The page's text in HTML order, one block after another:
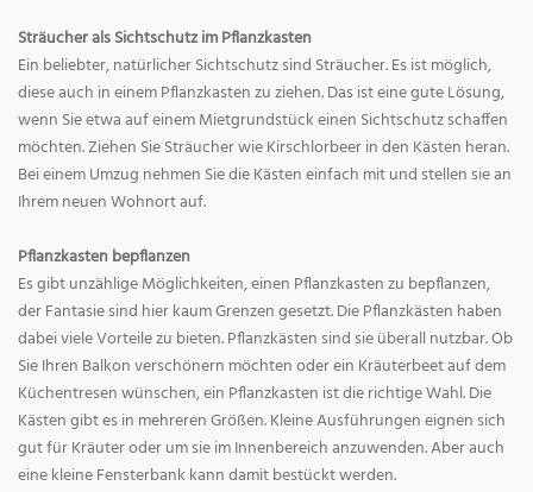
Sträucher als Sichtschutz im Pflanzkasten
Ein beliebter, natürlicher Sichtschutz sind Sträucher. Es ist möglich,
diese auch in einem Pflanzkasten zu ziehen. Das ist eine gute Lösung,
wenn Sie etwa auf einem Mietgrundstück einen Sichtschutz schaffen
möchten. Ziehen Sie Sträucher wie Kirschlorbeer in den Kästen heran.
Bei einem Umzug nehmen Sie die Kästen einfach mit und stellen sie an
Ihrem neuen Wohnort auf.
Pflanzkasten bepflanzen
Es gibt unzählige Möglichkeiten, einen Pflanzkasten zu bepflanzen,
der Fantasie sind hier kaum Grenzen gesetzt. Die Pflanzkästen haben
dabei viele Vorteile zu bieten. Pflanzkästen sind sie überall nutzbar. Ob
Sie Ihren Balkon verschönern möchten oder ein Kräuterbeet auf dem
Küchentresen wünschen, ein Pflanzkasten ist die richtige Wahl. Die
Kästen gibt es in mehreren Größen. Kleine Ausführungen eignen sich
gut für Kräuter oder um sie im Innenbereich anzuwenden. Aber auch
eine kleine Fensterbank kann damit bestückt werden.